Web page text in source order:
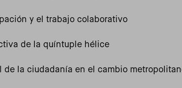
y el trabajo colaborativo
de la quíntuple hélice
de la ciudadanía en el cambio